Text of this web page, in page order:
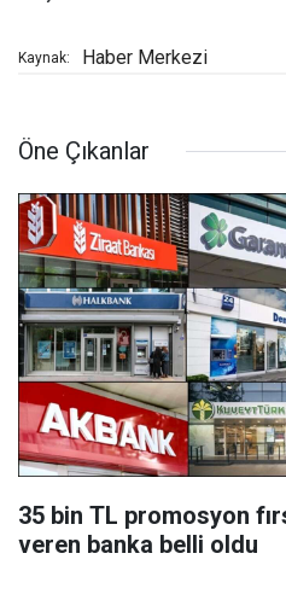
Kaynak: Haber Merkezi
Öne Çıkanlar
35 bin TL promosyon
veren banka belli oldu